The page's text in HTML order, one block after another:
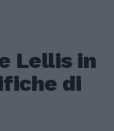
Lellis in
di